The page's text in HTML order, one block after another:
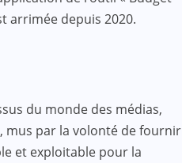
arrimée depuis 2020.
du monde des médias,
mus par la volonté de fournir
et exploitable pour la